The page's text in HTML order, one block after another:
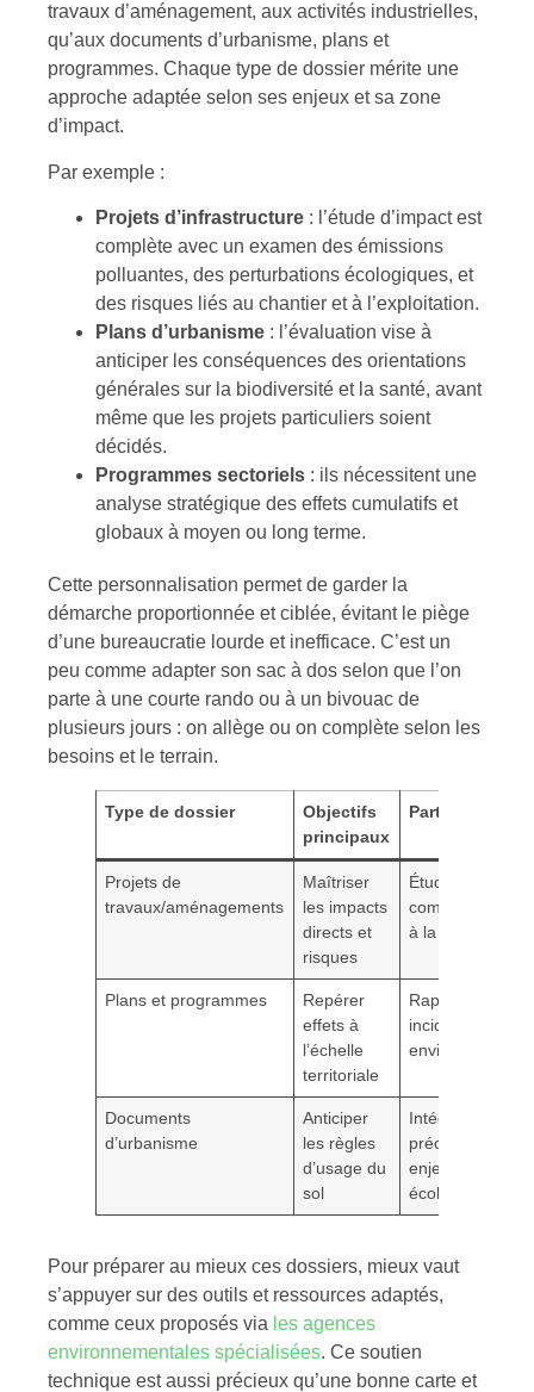
travaux d’aménagement, aux activités industrielles,
qu’aux documents d’urbanisme, plans et
programmes. Chaque type de dossier mérite une
approche adaptée selon ses enjeux et sa zone
d’impact.
Par exemple :
Projets d’infrastructure : l’étude d’impact est
complète avec un examen des émissions
polluantes, des perturbations écologiques, et
des risques liés au chantier et à l’exploitation.
Plans d’urbanisme : l’évaluation vise à
anticiper les conséquences des orientations
générales sur la biodiversité et la santé, avant
même que les projets particuliers soient
décidés.
Programmes sectoriels : ils nécessitent une
analyse stratégique des effets cumulatifs et
globaux à moyen ou long terme.
Cette personnalisation permet de garder la
démarche proportionnée et ciblée, évitant le piège
d’une bureaucratie lourde et inefficace. C’est un
peu comme adapter son sac à dos selon que l’on
parte à une courte rando ou à un bivouac de
plusieurs jours : on allège ou on complète selon les
besoins et le terrain.
Type de dossier
Objectifs
principaux
Particularités
Projets de
travaux/aménagements
Maîtriser
les impacts
directs et
risques
Étude d’impact
complète
à la localisation
Plans et programmes
Repérer
effets à
l’échelle
territoriale
Rapport sur
incidences
Documents
d’urbanisme
Anticiper
les règles
d’usage du
sol
Intégrer
précocement les
enjeux santé et
écologie
Pour préparer au mieux ces dossiers, mieux vaut
s’appuyer sur des outils et ressources adaptés,
comme ceux proposés via les agences
environnementales spécialisées. Ce soutien
technique est aussi précieux qu’une bonne carte et